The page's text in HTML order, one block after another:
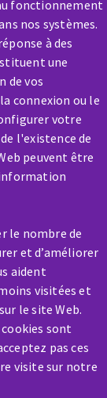
fonctionnement
nos systèmes.
à des
une
de vos
connexion ou le
votre
l'existence de
peuvent être
le nombre de
et d’améliorer
aident
visitées et
le site Web.
sont
pas ces
visite sur notre